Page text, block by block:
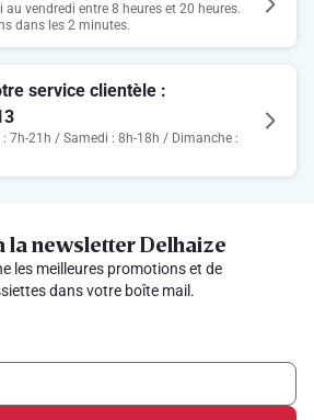
au vendredi entre 8 heures et 20 heures.
dans les 2 minutes.
service clientèle :
: 7h-21h / Samedi : 8h-18h / Dimanche :
la newsletter Delhaize
les meilleures promotions et de
dans votre boîte mail.